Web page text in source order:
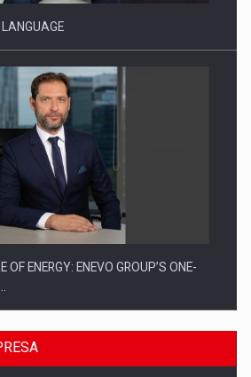
LANGUAGE
OF ENERGY: ENEVO GROUP’S ONE-